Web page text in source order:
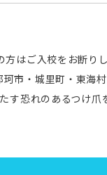
はご入校をお断り
市・城里町・東海
す恐れのあるつけ爪